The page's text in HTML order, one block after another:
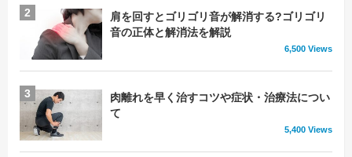
肩を回すとゴリゴリ音が解消する?ゴリゴリ
音の正体と解消法を解説
6,500 Views
肉離れを早く治すコツや症状・治療法につい
て
5,400 Views